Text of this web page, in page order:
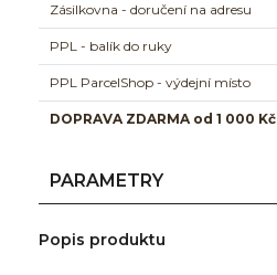
Zásilkovna - doručení na adresu
PPL - balík do ruky
PPL ParcelShop - výdejní místo
DOPRAVA ZDARMA od 1 000 Kč
PARAMETRY
Popis produktu